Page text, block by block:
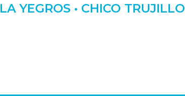
LA YEGROS • CHICO TRUJILLO